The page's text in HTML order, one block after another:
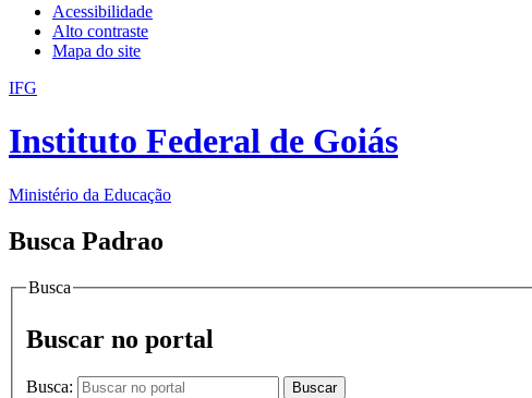
Acessibilidade
Alto contraste
Mapa do site
IFG
Instituto Federal de Goiás
Ministério da Educação
Busca Padrao
Busca
Buscar no portal
Busca: Buscar